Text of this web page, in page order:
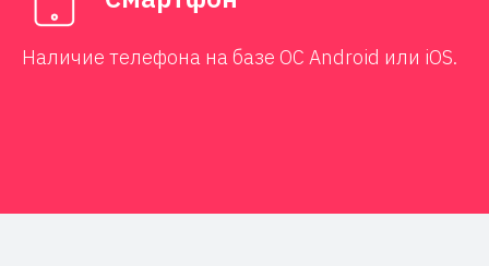
Наличие телефона на базе ОС Android или iOS.